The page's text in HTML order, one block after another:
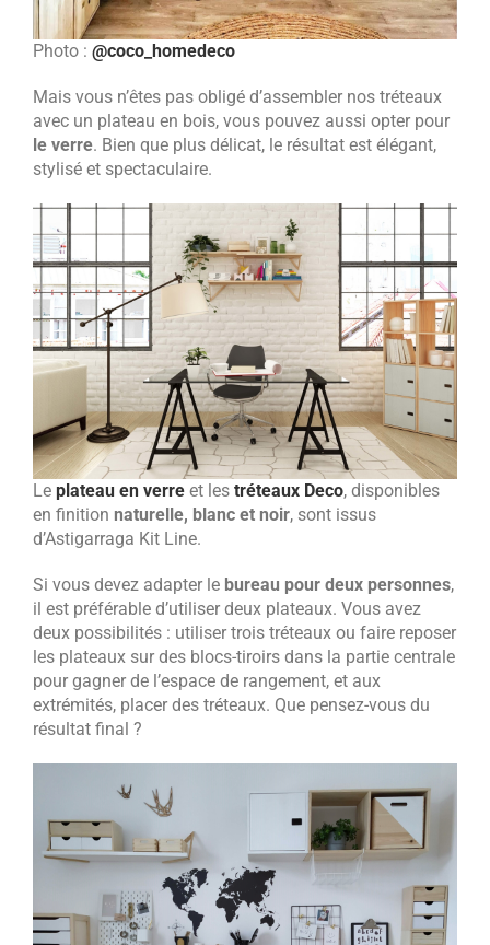
Photo : @coco_homedeco
Mais vous n’êtes pas obligé d’assembler nos tréteaux
avec un plateau en bois, vous pouvez aussi opter pour
le verre. Bien que plus délicat, le résultat est élégant,
stylisé et spectaculaire.
Le plateau en verre et les tréteaux Deco, disponibles
en finition naturelle, blanc et noir, sont issus
d’Astigarraga Kit Line.
Si vous devez adapter le bureau pour deux personnes,
il est préférable d’utiliser deux plateaux. Vous avez
deux possibilités : utiliser trois tréteaux ou faire reposer
les plateaux sur des blocs-tiroirs dans la partie centrale
pour gagner de l’espace de rangement, et aux
extrémités, placer des tréteaux. Que pensez-vous du
résultat final ?